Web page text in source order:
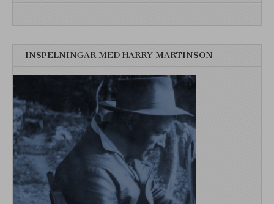
INSPELNINGAR MED HARRY MARTINSON